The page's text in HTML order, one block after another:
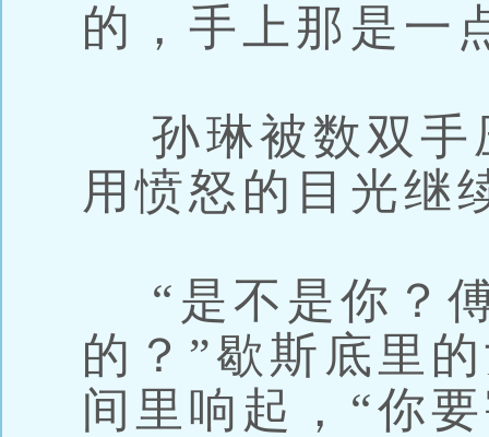
的，手上那是一
孙琳被数双手
用愤怒的目光继
“是不是你？
的？”歇斯底里
间里响起，“你